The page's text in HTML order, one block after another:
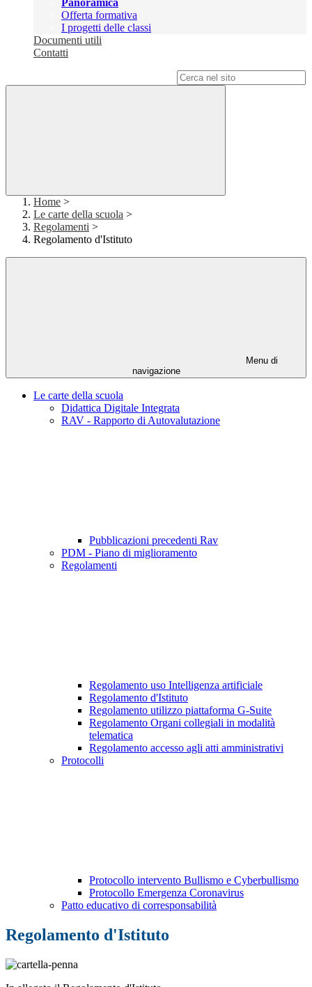
Panoramica
Offerta formativa
I progetti delle classi
Documenti utili
Contatti
Home >
Le carte della scuola >
Regolamenti >
Regolamento d'Istituto
Menu di
navigazione
Le carte della scuola
Didattica Digitale Integrata
RAV - Rapporto di Autovalutazione
Pubblicazioni precedenti Rav
PDM - Piano di miglioramento
Regolamenti
Regolamento uso Intelligenza artificiale
Regolamento d'Istituto
Regolamento utilizzo piattaforma G-Suite
Regolamento Organi collegiali in modalità
telematica
Regolamento accesso agli atti amministrativi
Protocolli
Protocollo intervento Bullismo e Cyberbullismo
Protocollo Emergenza Coronavirus
Patto educativo di corresponsabilità
Regolamento d'Istituto